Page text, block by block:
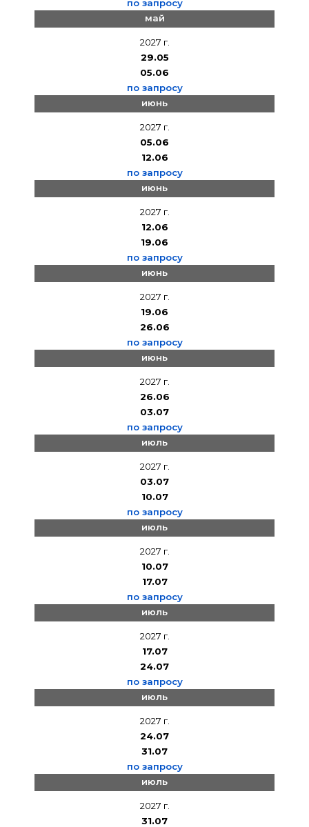
по запросу
май
2027 г.
29.05
05.06
по запросу
июнь
2027 г.
05.06
12.06
по запросу
июнь
2027 г.
12.06
19.06
по запросу
июнь
2027 г.
19.06
26.06
по запросу
июнь
2027 г.
26.06
03.07
по запросу
июль
2027 г.
03.07
10.07
по запросу
июль
2027 г.
10.07
17.07
по запросу
июль
2027 г.
17.07
24.07
по запросу
июль
2027 г.
24.07
31.07
по запросу
июль
2027 г.
31.07